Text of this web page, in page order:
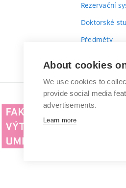
Rezervační
Doktorské
Předměty
Vysoké
About cookies
We use cookies to
provide social media
advertisements.
Learn more